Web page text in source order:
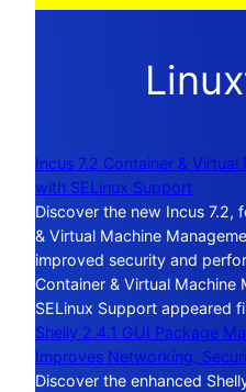
Incus 7.2 Container &
with SELinux Support
Discover the new Incus 7.2,
& Virtual Machine
improved security and
Container & Virtual Machine
SELinux Support appeared
Shelly 2.4.1 GUI Package
Improves Networking,
Discover the enhanced